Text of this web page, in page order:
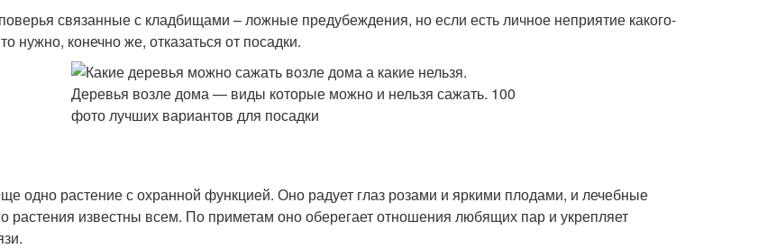
связанные с кладбищами – ложные предубеждения, но если есть личное неприятие какого-
нужно, конечно же, отказаться от посадки.
одно растение с охранной функцией. Оно радует глаз розами и яркими плодами, и лечебные
растения известны всем. По приметам оно оберегает отношения любящих пар и укрепляет